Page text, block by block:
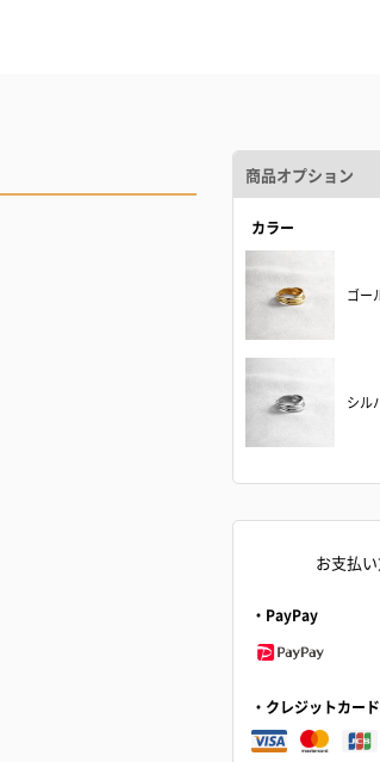
商品オプション
カラー
ゴー
シル
お支払
・PayPay
・クレジットカード